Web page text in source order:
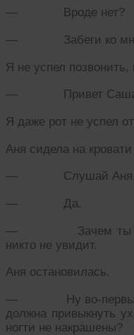
— Вроде нет?
— Забеги ко мне
Я не успел позвонить,
— Привет Саша и до
Я даже рот не успел
Аня сидела на
— Слушай Аня, я
— Да.
— Зачем ты
никто не увидит.
Аня остановилась.
— Ну во-первых это
должна привыкнуть
ногти не накрашены?